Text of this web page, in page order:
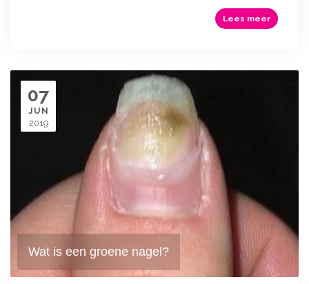
Lees meer
07
JUN
2019
Wat is een groene nagel?